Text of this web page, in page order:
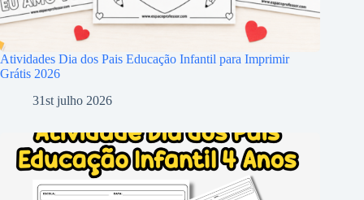
Atividades Dia dos Pais Educação Infantil para Imprimir
Grátis 2026
31st julho 2026